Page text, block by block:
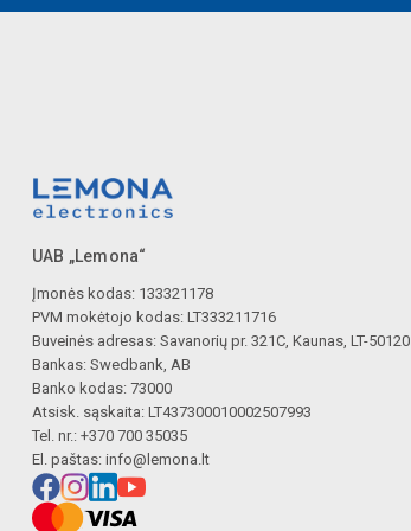
UAB „Lemona“
Įmonės kodas: 133321178
PVM mokėtojo kodas: LT333211716
Buveinės adresas: Savanorių pr. 321C, Kaunas, LT-50120
Bankas: Swedbank, AB
Banko kodas: 73000
Atsisk. sąskaita: LT437300010002507993
Tel. nr.: +370 700 35035
El. paštas: info@lemona.lt